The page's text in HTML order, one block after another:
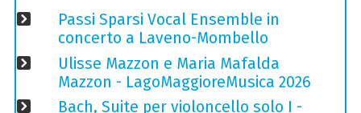
Passi Sparsi Vocal Ensemble in
concerto a Laveno-Mombello
Ulisse Mazzon e Maria Mafalda
Mazzon - LagoMaggioreMusica 2026
Bach, Suite per violoncello solo I -